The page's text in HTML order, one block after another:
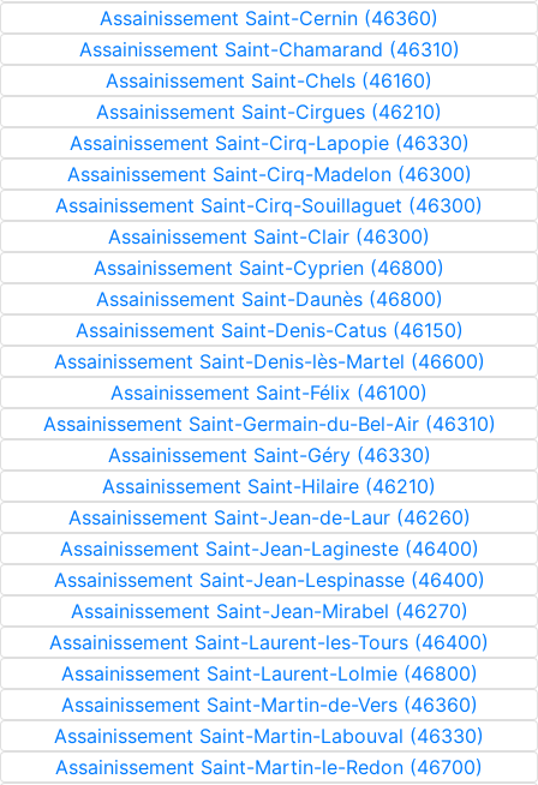
Assainissement Saint-Cernin (46360)
Assainissement Saint-Chamarand (46310)
Assainissement Saint-Chels (46160)
Assainissement Saint-Cirgues (46210)
Assainissement Saint-Cirq-Lapopie (46330)
Assainissement Saint-Cirq-Madelon (46300)
Assainissement Saint-Cirq-Souillaguet (46300)
Assainissement Saint-Clair (46300)
Assainissement Saint-Cyprien (46800)
Assainissement Saint-Daunès (46800)
Assainissement Saint-Denis-Catus (46150)
Assainissement Saint-Denis-lès-Martel (46600)
Assainissement Saint-Félix (46100)
Assainissement Saint-Germain-du-Bel-Air (46310)
Assainissement Saint-Géry (46330)
Assainissement Saint-Hilaire (46210)
Assainissement Saint-Jean-de-Laur (46260)
Assainissement Saint-Jean-Lagineste (46400)
Assainissement Saint-Jean-Lespinasse (46400)
Assainissement Saint-Jean-Mirabel (46270)
Assainissement Saint-Laurent-les-Tours (46400)
Assainissement Saint-Laurent-Lolmie (46800)
Assainissement Saint-Martin-de-Vers (46360)
Assainissement Saint-Martin-Labouval (46330)
Assainissement Saint-Martin-le-Redon (46700)